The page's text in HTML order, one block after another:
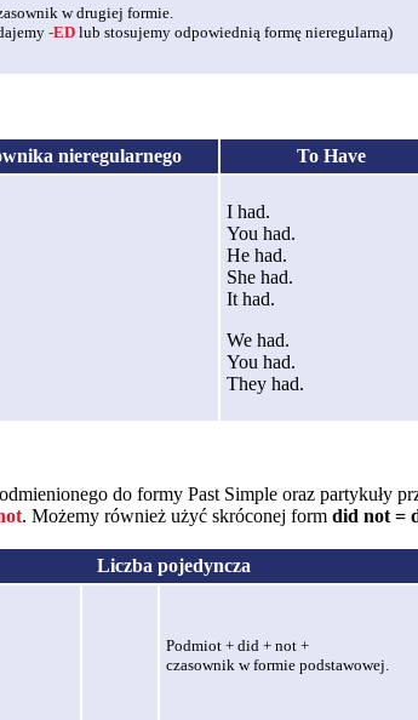
w drugiej formie.
-ED lub stosujemy odpowiednią formę nieregularną)
nieregularnego To Have
I had.
You had.
He had.
She had.
It had.
We had.
You had.
They had.
odmienionego do formy Past Simple oraz partykuły
. Możemy również użyć skróconej form did not =
Liczba pojedyncza
Podmiot + did + not +
czasownik w formie podstawowej.